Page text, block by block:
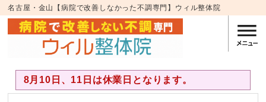
名古屋・金山【病院で改善しなかった不調専門】ウィル整体院
8月10日、11日は休業日となります。